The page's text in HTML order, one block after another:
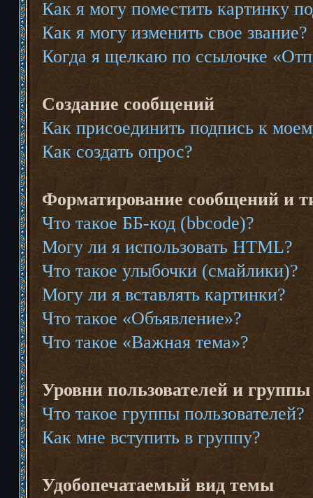
Как я могу поместить картинку
Как я могу изменить свое звание?
Когда я щелкаю по ссылочке
Создание сообщений
Как присоединить подпись к
Как создать опрос?
Форматирование сообщений и
Что такое ББ-код (bbcode)?
Могу ли я использовать HTML?
Что такое улыбочки (смайлики)?
Могу ли я вставлять картинки?
Что такое «Объявление»?
Что такое «Важная тема»?
Уровни пользователей и группы
Что такое группы пользователей?
Как мне вступить в группу?
Удобопечатаемый вид темы